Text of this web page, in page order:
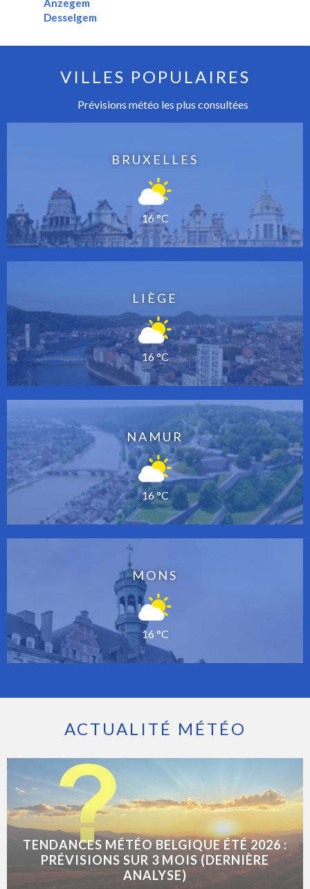
Anzegem
Desselgem
VILLES POPULAIRES
Prévisions météo les plus consultées
BRUXELLES
16 °C
LIÈGE
16 °C
NAMUR
16 °C
MONS
16 °C
ACTUALITÉ MÉTÉO
TENDANCES MÉTÉO BELGIQUE ÉTÉ 2026 :
PRÉVISIONS SUR 3 MOIS (DERNIÈRE
ANALYSE)